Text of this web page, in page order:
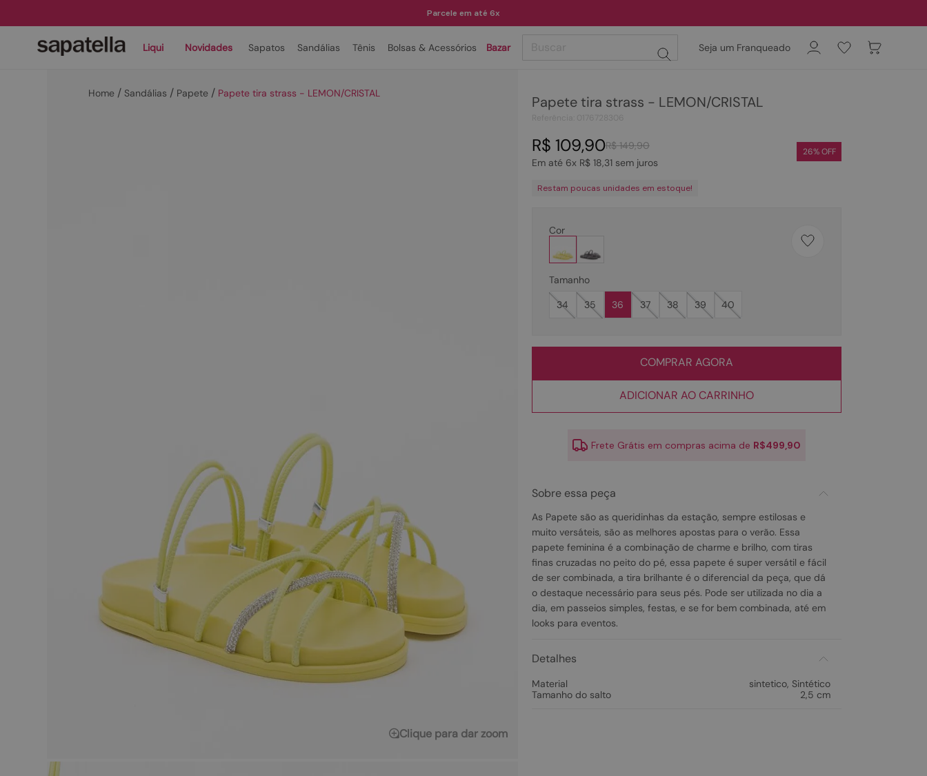
Parcele em até 6x
Liqui Novidades Sapatos Sandálias Tênis Bolsas & Acessórios Bazar Seja um Franqueado
Sandálias Papete Papete tira strass - LEMON/CRISTAL
Clique para dar zoom
Papete tira strass - LEMON/CRISTAL
R$ 149,90
R$ 109,90
Em até 6x R$ 18,31sem juros
26% OFF
Restam poucas unidades em estoque!
Cor
Tamanho
34
35 36 37 38 39 40
COMPRAR AGORA
ADICIONAR AO CARRINHO
Frete Grátis em compras acima de R$499,90
Sobre essa peça
As Papete são as queridinhas da estação, sempre estilosas e
muito versáteis, são as melhores apostas para o verão. Essa
papete feminina é a combinação de charme e brilho, com tiras
finas cruzadas no peito do pé, essa papete é super versátil e fácil
de ser combinada, a tira brilhante é o diferencial da peça, que dá
o destaque necessário para seus pés. Pode ser utilizada no dia a
dia, em passeios simples, festas, e se for bem combinada, até em
looks para eventos.
Detalhes
Material sintetico, Sintético
Tamanho do salto
2,5 cm